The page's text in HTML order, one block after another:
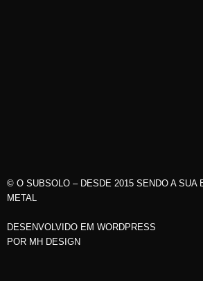
© O SUBSOLO – DESDE 2015 SENDO A SUA
METAL
DESENVOLVIDO EM WORDPRESS
POR MH DESIGN